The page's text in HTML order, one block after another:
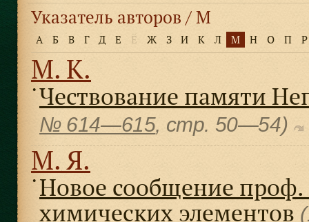
Указатель авторов / М
А Б В Г Д Е Ё Ж З И К Л М Н О П Р
М. К.
● Чествование памяти
№ 614—615, cтр. 50—54)
М. Я.
● Новое сообщение
химических элементов (